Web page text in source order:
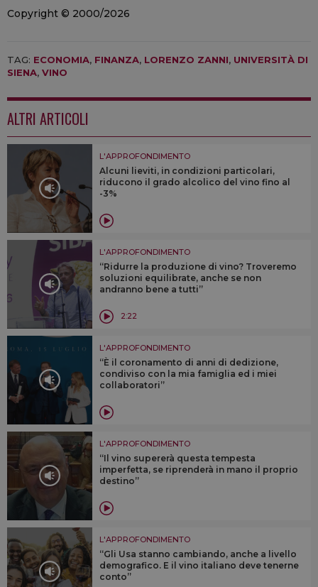
Copyright © 2000/2026
TAG: ECONOMIA, FINANZA, LORENZO ZANNI, UNIVERSITÀ DI
SIENA, VINO
ALTRI ARTICOLI
L'APPROFONDIMENTO
Alcuni lieviti, in condizioni particolari,
riducono il grado alcolico del vino fino al
-3%
L'APPROFONDIMENTO
“Ridurre la produzione di vino? Troveremo
soluzioni equilibrate, anche se non
andranno bene a tutti”
2:22
L'APPROFONDIMENTO
“È il coronamento di anni di dedizione,
condiviso con la mia famiglia ed i miei
collaboratori”
L'APPROFONDIMENTO
“Il vino supererà questa tempesta
imperfetta, se riprenderà in mano il proprio
destino”
L'APPROFONDIMENTO
“Gli Usa stanno cambiando, anche a livello
demografico. E il vino italiano deve tenerne
conto”